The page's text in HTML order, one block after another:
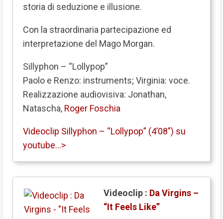
storia di seduzione e illusione.
Con la straordinaria partecipazione ed
interpretazione del Mago Morgan.
Sillyphon – “Lollypop”
Paolo e Renzo: instruments; Virginia: voce.
Realizzazione audiovisiva: Jonathan,
Natascha, Roger Foschia
Videoclip Sillyphon – “Lollypop” (4’08″) su
youtube…>
Videoclip : Da Virgins –
“It Feels Like”